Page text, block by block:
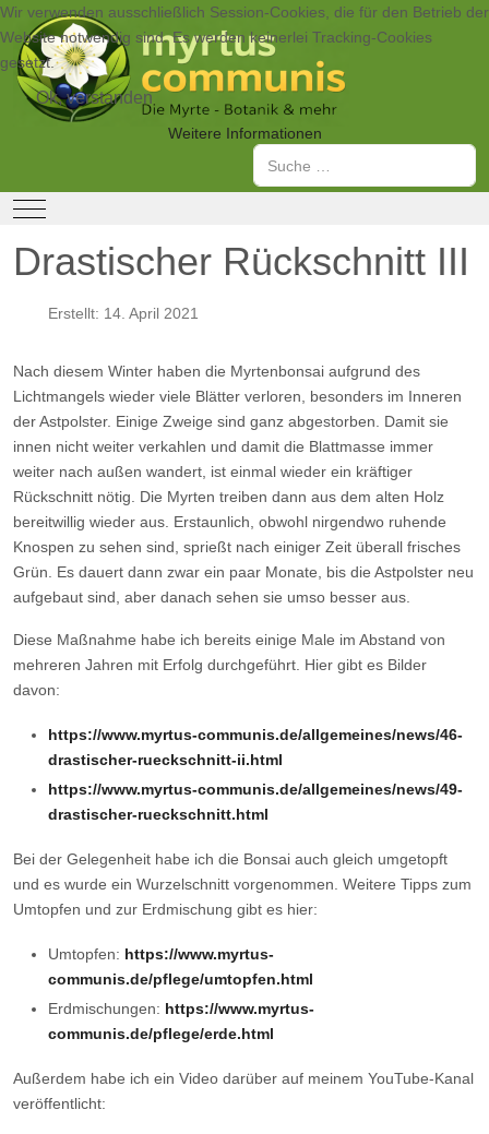
Suchen
Mobile Menu Toggle
Drastischer Rückschnitt III
Erstellt: 14. April 2021
Nach diesem Winter haben die Myrtenbonsai aufgrund des
Lichtmangels wieder viele Blätter verloren, besonders im Inneren
der Astpolster. Einige Zweige sind ganz abgestorben. Damit sie
innen nicht weiter verkahlen und damit die Blattmasse immer
weiter nach außen wandert, ist einmal wieder ein kräftiger
Rückschnitt nötig. Die Myrten treiben dann aus dem alten Holz
bereitwillig wieder aus. Erstaunlich, obwohl nirgendwo ruhende
Knospen zu sehen sind, sprießt nach einiger Zeit überall frisches
Grün. Es dauert dann zwar ein paar Monate, bis die Astpolster neu
aufgebaut sind, aber danach sehen sie umso besser aus.
Diese Maßnahme habe ich bereits einige Male im Abstand von
mehreren Jahren mit Erfolg durchgeführt. Hier gibt es Bilder
davon:
https://www.myrtus-communis.de/allgemeines/news/46-
drastischer-rueckschnitt-ii.html
https://www.myrtus-communis.de/allgemeines/news/49-
drastischer-rueckschnitt.html
Bei der Gelegenheit habe ich die Bonsai auch gleich umgetopft
und es wurde ein Wurzelschnitt vorgenommen. Weitere Tipps zum
Umtopfen und zur Erdmischung gibt es hier:
Umtopfen: https://www.myrtus-
communis.de/pflege/umtopfen.html
Erdmischungen: https://www.myrtus-
communis.de/pflege/erde.html
Außerdem habe ich ein Video darüber auf meinem YouTube-Kanal
veröffentlicht:
Wir verwenden ausschließlich Session-Cookies, die für den Betrieb der
Website notwendig sind. Es werden keinerlei Tracking-Cookies
gesetzt.
Ok, verstanden
Weitere Informationen